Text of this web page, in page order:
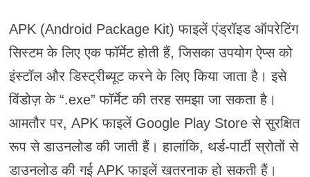
APK (Android Package Kit) फाइलें एंड्रॉइड ऑपरेटिंग
सिस्टम के लिए एक फॉर्मेट होती हैं, जिसका उपयोग ऐप्स को
इंस्टॉल और डिस्ट्रीब्यूट करने के लिए किया जाता है। इसे
विंडोज़ के “.exe” फॉर्मेट की तरह समझा जा सकता है।
आमतौर पर, APK फाइलें Google Play Store से सुरक्षित
रूप से डाउनलोड की जाती हैं। हालांकि, थर्ड-पार्टी स्रोतों से
डाउनलोड की गई APK फाइलें खतरनाक हो सकती हैं।